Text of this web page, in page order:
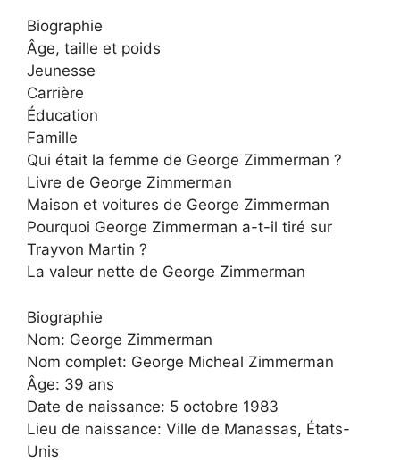
Biographie
Âge, taille et poids
Jeunesse
Carrière
Éducation
Famille
Qui était la femme de George Zimmerman ?
Livre de George Zimmerman
Maison et voitures de George Zimmerman
Pourquoi George Zimmerman a-t-il tiré sur
Trayvon Martin ?
La valeur nette de George Zimmerman
Biographie
Nom: George Zimmerman
Nom complet: George Micheal Zimmerman
Âge: 39 ans
Date de naissance: 5 octobre 1983
Lieu de naissance: Ville de Manassas, États-
Unis